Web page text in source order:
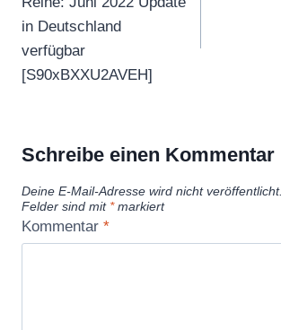
in Deutschland
verfügbar
[S90xBXXU2AVEH]
Schreibe einen Kommentar
Deine E-Mail-Adresse wird nicht veröffentlicht.
Felder sind mit *markiert
Kommentar *